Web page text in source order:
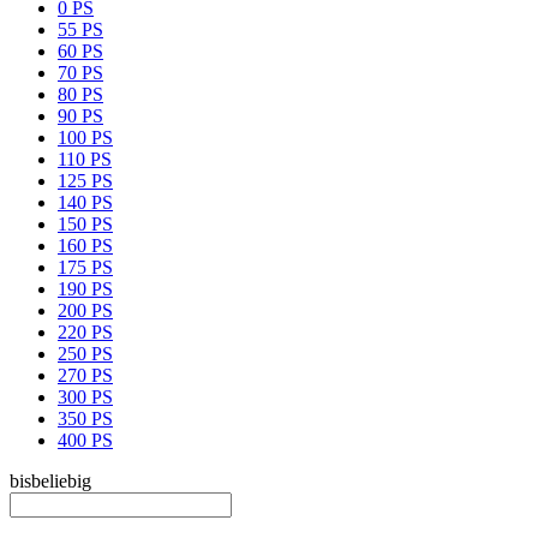
0 PS
55 PS
60 PS
70 PS
80 PS
90 PS
100 PS
110 PS
125 PS
140 PS
150 PS
160 PS
175 PS
190 PS
200 PS
220 PS
250 PS
270 PS
300 PS
350 PS
400 PS
bisbeliebig